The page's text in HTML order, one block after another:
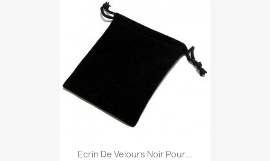
Ecrin De Velours Noir Pour...